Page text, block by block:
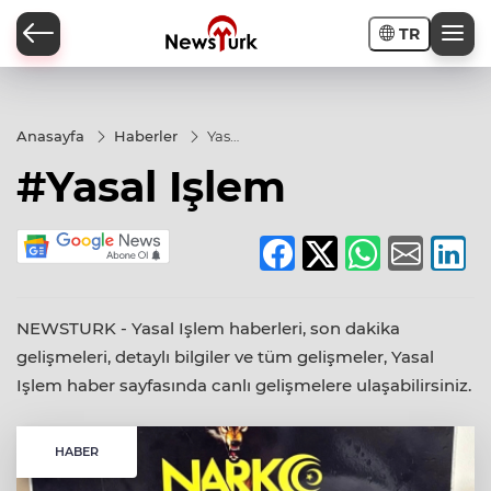
TR
Anasayfa Haberler
Yasal
#Yasal Işlem
NEWSTURK - Yasal Işlem haberleri, son dakika
gelişmeleri, detaylı bilgiler ve tüm gelişmeler, Yasal
Işlem haber sayfasında canlı gelişmelere ulaşabilirsiniz.
HABER